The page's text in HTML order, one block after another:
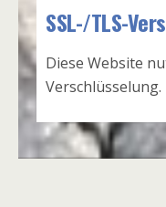
SSL-/TLS-
Diese Website
Verschlüsselung.